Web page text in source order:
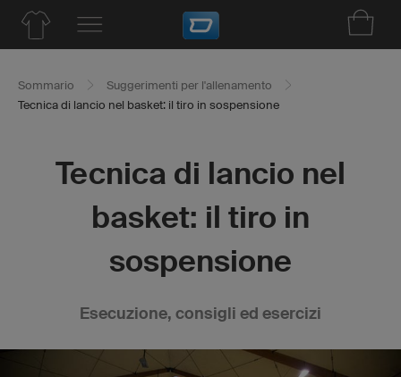
Sommario
Suggerimenti per l'allenamento
Tecnica di lancio nel basket: il tiro in sospensione
Tecnica di lancio nel
basket: il tiro in
sospensione
Esecuzione, consigli ed esercizi